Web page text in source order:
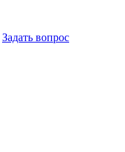
Задать вопрос